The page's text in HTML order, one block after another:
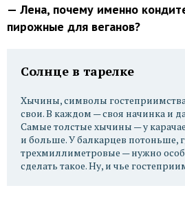
— Лена, почему именно
пирожные для веганов?
Солнце в тарелке
Хычины, символы
свои. В каждом — своя начинка и
Самые толстые хычины — у
и больше. У балкарцев потоньше,
трехмиллиметровые — нужно
сделать такое. Ну, и чье